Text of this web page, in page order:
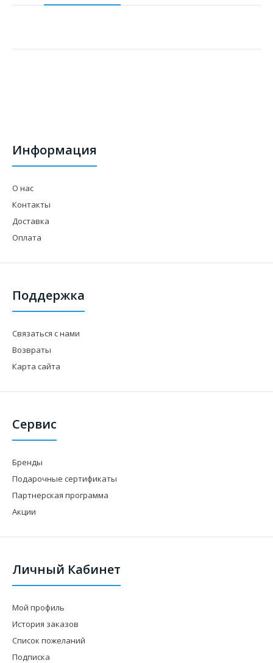
Информация
О нас
Контакты
Доставка
Оплата
Поддержка
Связаться с нами
Возвраты
Карта сайта
Сервис
Бренды
Подарочные сертификаты
Партнерская программа
Акции
Личный Кабинет
Мой профиль
История заказов
Список пожеланий
Подписка